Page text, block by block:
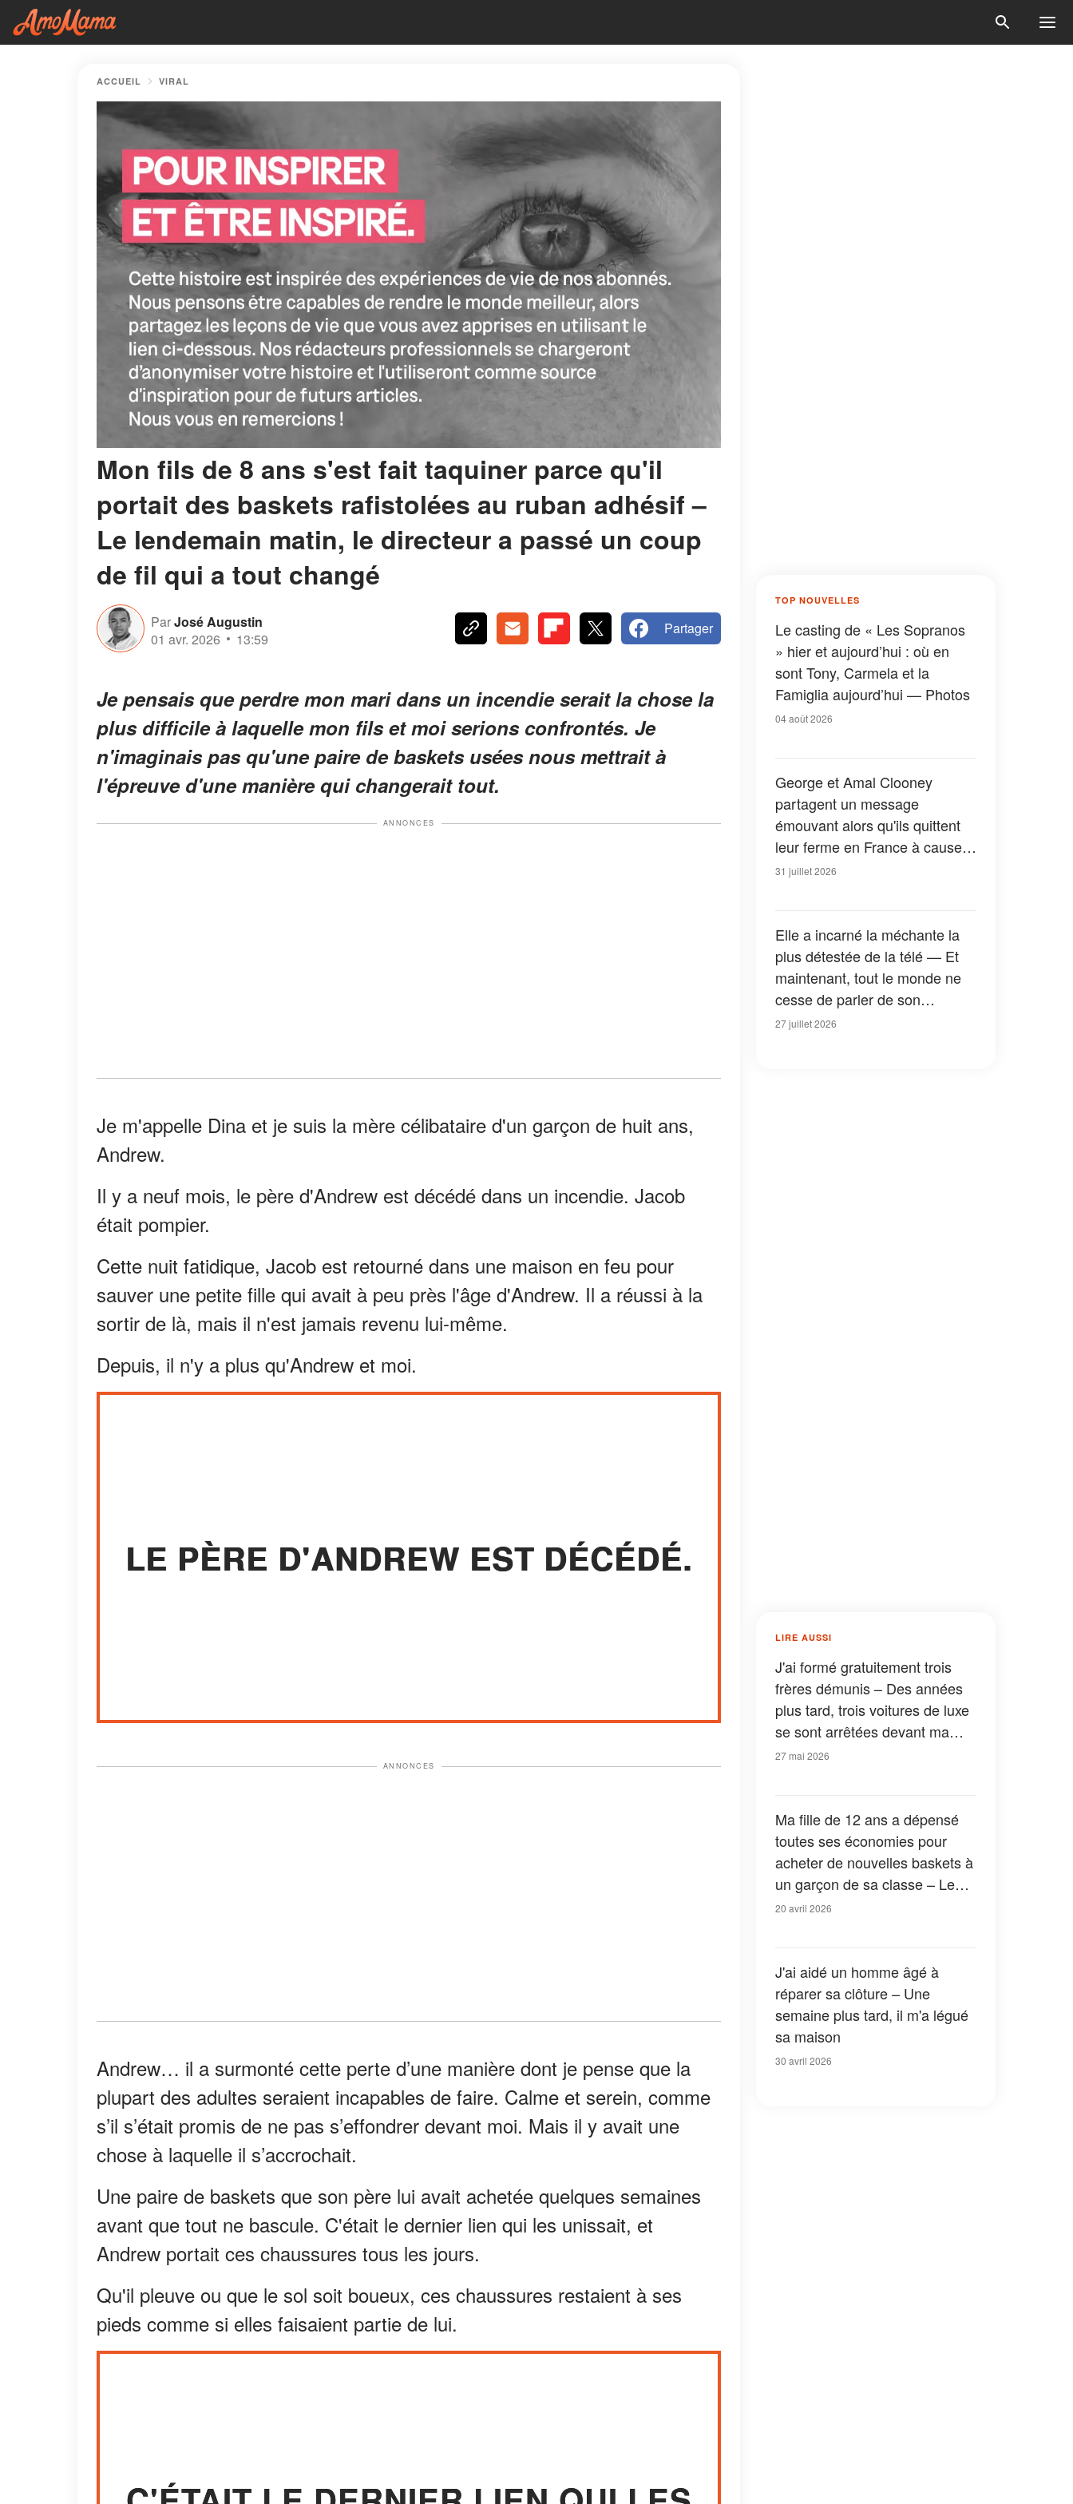
ACCUEIL VIRAL
Mon fils de 8 ans s'est fait taquiner parce qu'il
portait des baskets rafistolées au ruban adhésif –
Le lendemain matin, le directeur a passé un coup
de fil qui a tout changé
ParJosé Augustin
01 avr. 2026
13:59
Partager
Je pensais que perdre mon mari dans un incendie serait la chose la
plus difficile à laquelle mon fils et moi serions confrontés. Je
n'imaginais pas qu'une paire de baskets usées nous mettrait à
l'épreuve d'une manière qui changerait tout.
ANNONCES
Je m'appelle Dina et je suis la mère célibataire d'un garçon de huit ans,
Andrew.
Il y a neuf mois, le père d'Andrew est décédé dans un incendie. Jacob
était pompier.
Cette nuit fatidique, Jacob est retourné dans une maison en feu pour
sauver une petite fille qui avait à peu près l'âge d'Andrew. Il a réussi à la
sortir de là, mais il n'est jamais revenu lui-même.
Depuis, il n'y a plus qu'Andrew et moi.
LE PÈRE D'ANDREW EST DÉCÉDÉ.
ANNONCES
Andrew… il a surmonté cette perte d’une manière dont je pense que la
plupart des adultes seraient incapables de faire. Calme et serein, comme
s’il s’était promis de ne pas s’effondrer devant moi. Mais il y avait une
chose à laquelle il s’accrochait.
Une paire de baskets que son père lui avait achetée quelques semaines
avant que tout ne bascule. C'était le dernier lien qui les unissait, et
Andrew portait ces chaussures tous les jours.
Qu'il pleuve ou que le sol soit boueux, ces chaussures restaient à ses
pieds comme si elles faisaient partie de lui.
TOP NOUVELLES
Le casting de « Les Sopranos
» hier et aujourd’hui : où en
sont Tony, Carmela et la
Famiglia aujourd’hui — Photos
04 août 2026
George et Amal Clooney
partagent un message
émouvant alors qu'ils quittent
leur ferme en France à cause
des feux de forêt — Tous les
31 juillet 2026
Elle a incarné la méchante la
plus détestée de la télé — Et
maintenant, tout le monde ne
cesse de parler de son
apparition dans la nouvelle
27 juillet 2026
LIRE AUSSI
J'ai formé gratuitement trois
frères démunis – Des années
plus tard, trois voitures de luxe
se sont arrêtées devant ma
maison délabrée
27 mai 2026
Ma fille de 12 ans a dépensé
toutes ses économies pour
acheter de nouvelles baskets à
un garçon de sa classe – Le
lendemain, le directeur de
20 avril 2026
J'ai aidé un homme âgé à
réparer sa clôture – Une
semaine plus tard, il m'a légué
sa maison
30 avril 2026